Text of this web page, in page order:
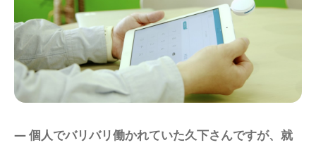
― 個人でバリバリ働かれていた久下さんですが、就